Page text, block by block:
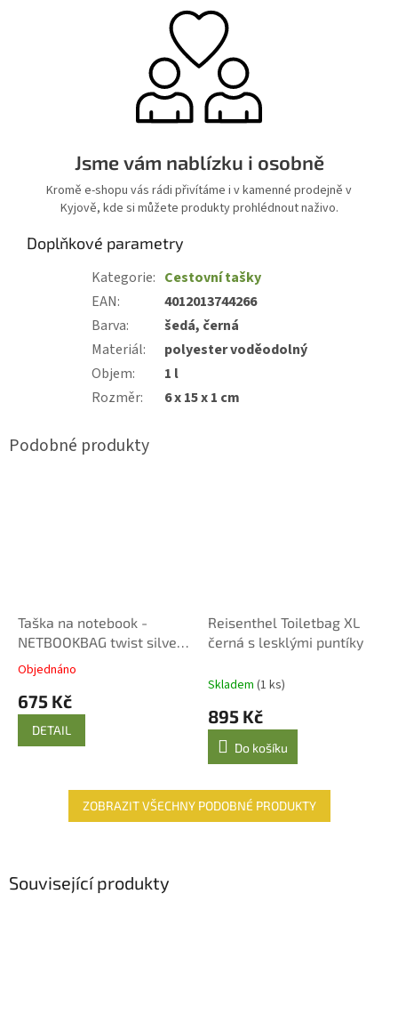
Jsme vám nablízku i osobně
Kromě e-shopu vás rádi přivítáme i v kamenné prodejně v
Kyjově, kde si můžete produkty prohlédnout naživo.
Doplňkové parametry
Kategorie: Cestovní tašky
EAN:
4012013744266
Barva:
šedá, černá
Materiál:
polyester voděodolný
Objem:
1 l
Rozměr: 6 x 15 x 1 cm
Taška na notebook -
NETBOOKBAG twist silver
Reisenthel
Průměrné
produktu
5,0
hvězdiček.
Objednáno
675 Kč
DETAIL
Reisenthel Toiletbag XL
černá s lesklými puntíky
Skladem (1 ks)
895 Kč
Do košíku
ZOBRAZIT VŠECHNY PODOBNÉ PRODUKTY
Související produkty